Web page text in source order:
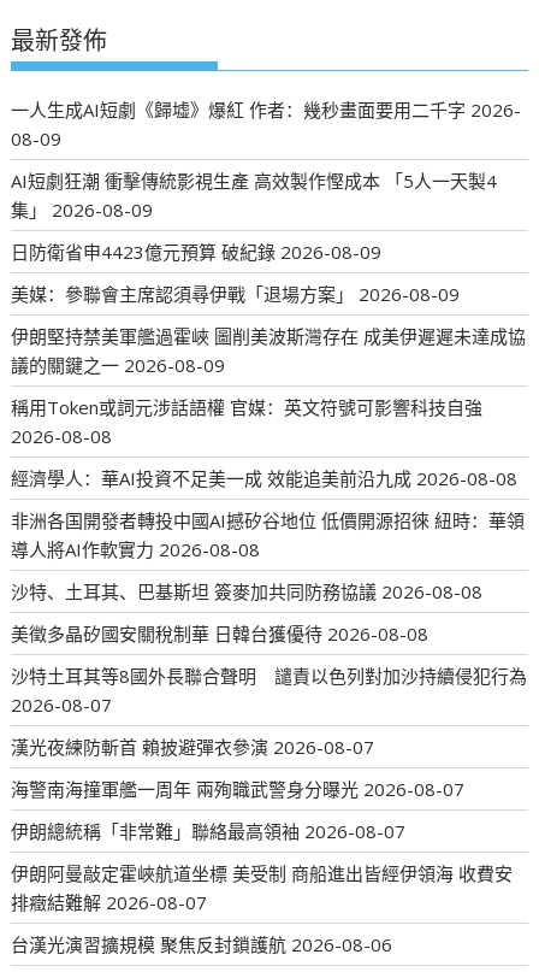
最新發佈
一人生成AI短劇《歸墟》爆紅 作者：幾秒畫面要用二千字 2026-
08-09
AI短劇狂潮 衝擊傳統影視生產 高效製作慳成本 「5人一天製4
集」
2026-08-09
日防衛省申4423億元預算 破紀錄 2026-08-09
美媒：參聯會主席認須尋伊戰「退場方案」
2026-08-09
伊朗堅持禁美軍艦過霍峽 圖削美波斯灣存在 成美伊遲遲未達成協
議的關鍵之一 2026-08-09
稱用Token或詞元涉話語權 官媒：英文符號可影響科技自強
2026-08-08
經濟學人：華AI投資不足美一成 效能追美前沿九成 2026-08-08
非洲各国開發者轉投中國AI撼矽谷地位 低價開源招徠 紐時：華領
導人將AI作軟實力 2026-08-08
沙特、土耳其、巴基斯坦 簽麥加共同防務協議 2026-08-08
美徵多晶矽國安關稅制華 日韓台獲優待 2026-08-08
沙特土耳其等8國外長聯合聲明 譴責以色列對加沙持續侵犯行為
2026-08-07
漢光夜練防斬首 賴披避彈衣參演 2026-08-07
海警南海撞軍艦一周年 兩殉職武警身分曝光 2026-08-07
伊朗總統稱「非常難」聯絡最高領袖 2026-08-07
伊朗阿曼敲定霍峽航道坐標 美受制 商船進出皆經伊領海 收費安
排癥結難解 2026-08-07
台漢光演習擴規模 聚焦反封鎖護航 2026-08-06